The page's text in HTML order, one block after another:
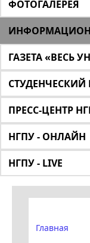
ФОТОГАЛЕРЕЯ
ГАЗЕТА «ВЕСЬ
СТУДЕНЧЕСКИЙ
ПРЕСС-ЦЕНТР
НГПУ - ОНЛАЙН
НГПУ - LIVE
Главная